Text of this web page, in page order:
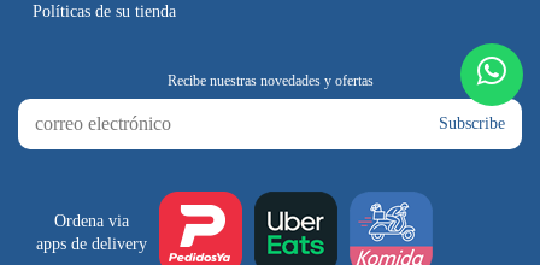
Políticas de su tienda
Subscribe
Ordena via
apps de delivery